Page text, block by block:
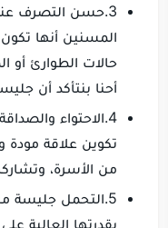
3.حسن التصرف
المسنين أنها
حالات الطوارئ
أحنا بنتأكد أن
4.الاحتواء
تكوين علاقة مودة
من الأسرة،
5.التحمل جليسة
بقدرتها